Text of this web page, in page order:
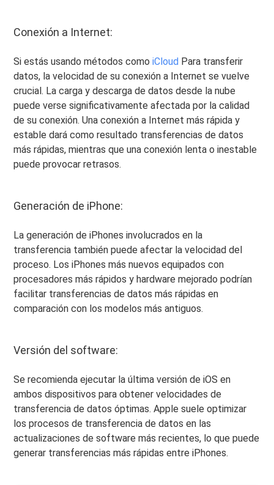
Conexión a Internet:
Si estás usando métodos comoiCloud Para transferir
datos, la velocidad de su conexión a Internet se vuelve
crucial. La carga y descarga de datos desde la nube
puede verse significativamente afectada por la calidad
de su conexión. Una conexión a Internet más rápida y
estable dará como resultado transferencias de datos
más rápidas, mientras que una conexión lenta o inestable
puede provocar retrasos.
Generación de iPhone:
La generación de iPhones involucrados en la
transferencia también puede afectar la velocidad del
proceso. Los iPhones más nuevos equipados con
procesadores más rápidos y hardware mejorado podrían
facilitar transferencias de datos más rápidas en
comparación con los modelos más antiguos.
Versión del software:
Se recomienda ejecutar la última versión de iOS en
ambos dispositivos para obtener velocidades de
transferencia de datos óptimas. Apple suele optimizar
los procesos de transferencia de datos en las
actualizaciones de software más recientes, lo que puede
generar transferencias más rápidas entre iPhones.